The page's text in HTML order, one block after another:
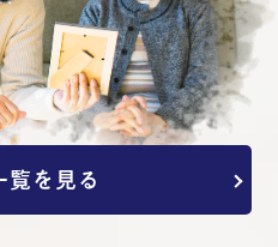
覧を見る